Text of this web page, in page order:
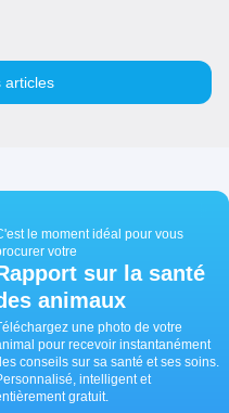
articles
le moment idéal pour vous
votre
sur la santé
animaux
une photo de votre
pour recevoir instantanément
conseils sur sa santé et ses soins.
intelligent et
gratuit.